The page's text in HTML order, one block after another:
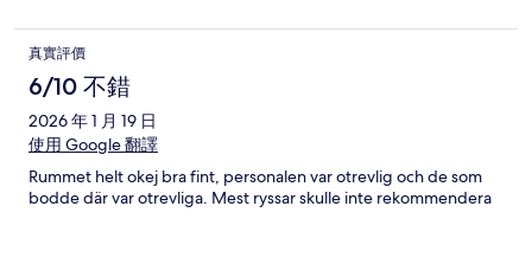
真實評價
6/10 不錯
2026 年 1 月 19 日
使用 Google 翻譯
Rummet helt okej bra fint, personalen var otrevlig och de som
bodde där var otrevliga. Mest ryssar skulle inte rekommendera